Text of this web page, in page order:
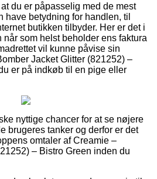
du er påpasselig med de mest
have betydning for handlen, til
butikken tilbyder. Her er det i
som helst beholder ens faktura
vil kunne påvise sin
Jacket Glitter (821252) –
er på indkøb til en pige eller
nyttige chancer for at se nøjere
brugeres tanker og derfor er det
omtaler af Creamie –
– Bistro Green inden du